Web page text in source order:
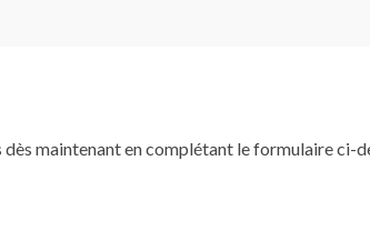
maintenant en complétant le formulaire ci-